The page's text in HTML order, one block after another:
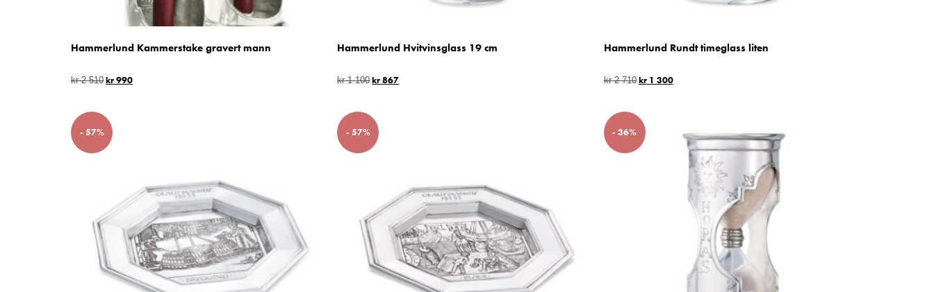
Hammerlund Kammerstake gravert mann
kr2 510 kr990
Hammerlund Hvitvinsglass 19 cm
kr1 100 kr867
Hammerlund Rundt timeglass liten
kr2 710 kr1 300
- 57% - 57% - 36%